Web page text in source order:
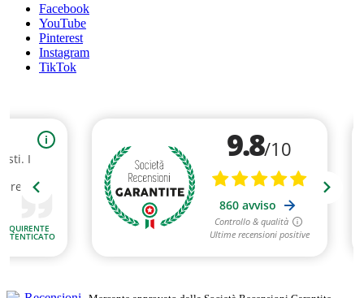
Facebook
YouTube
Pinterest
Instagram
TikTok